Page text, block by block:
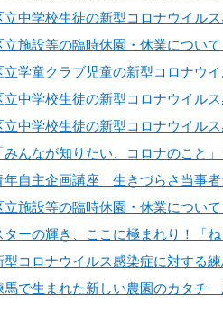
立中学校生徒の新型コロナウイル
立施設等の臨時休園・休業について
立学童クラブ児童の新型コロナウ
立中学校生徒の新型コロナウイル
立中学校生徒の新型コロナウイル
みんなが知りたい、コロナのこと
年自主企画講座 生きづらさ当事
立施設等の臨時休園・休業について
ターの輝き、ここに極まれり！「
型コロナウイルス感染症に対する
馬で生まれた新しい農園のカタ